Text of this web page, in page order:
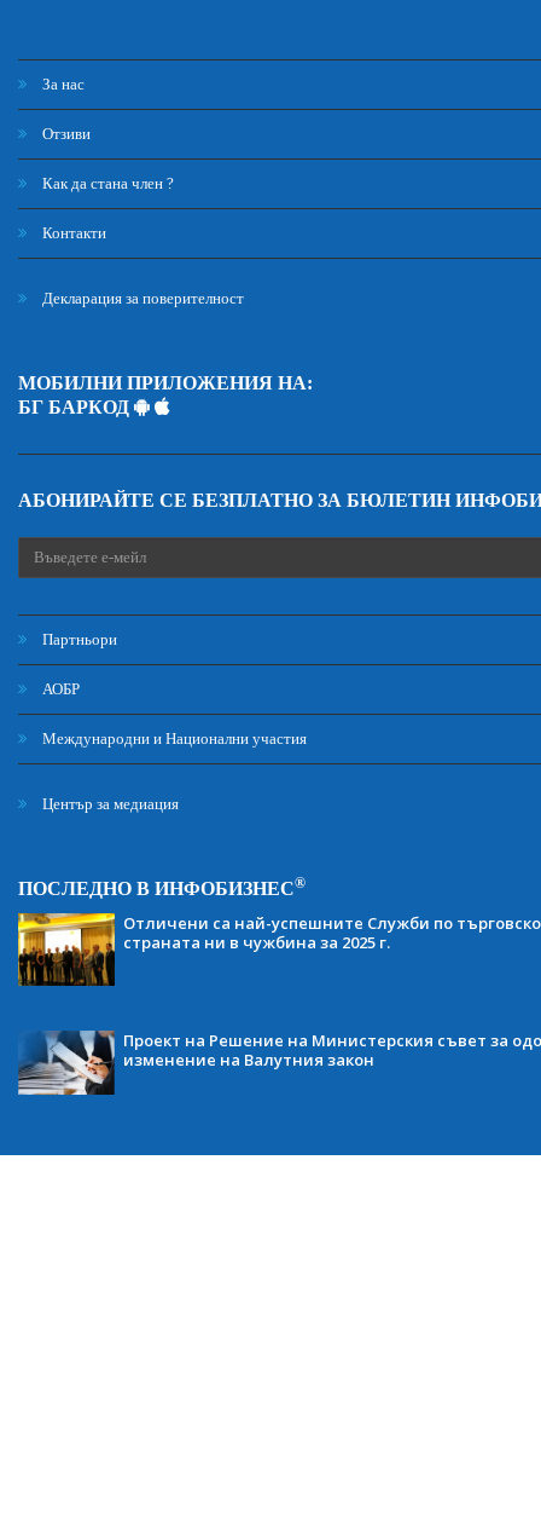
За нас
Отзиви
Как да стана член ?
Контакти
Декларация за поверителност
МОБИЛНИ ПРИЛОЖЕНИЯ НА:
БГ БАРКОД
АБОНИРАЙТЕ СЕ БЕЗПЛАТНО ЗА БЮЛЕТИН
Партньори
АОБР
Международни и Национални участия
Център за медиация
ПОСЛЕДНО В ИНФОБИЗНЕС®
Отличени са най-успешните Служби по
страната ни в чужбина за 2025 г.
Проект на Решение на Министерския съвет за
изменение на Валутния закон